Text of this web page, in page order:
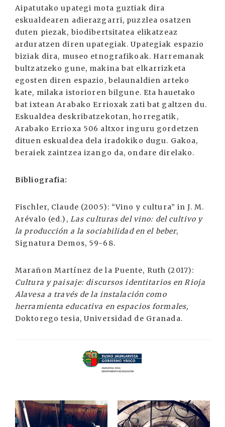
Aipatutako upategi mota guztiak dira
eskualdearen adierazgarri, puzzlea osatzen
duten piezak, biodibertsitatea elikatzeaz
arduratzen diren upategiak. Upategiak espazio
biziak dira, museo etnografikoak. Harremanak
bultzatzeko gune, makina bat elkarrizketa
egosten diren espazio, belaunaldien arteko
kate, milaka istorioren bilgune. Eta hauetako
bat ixtean Arabako Errioxak zati bat galtzen du.
Eskualdea deskribatzekotan, horregatik,
Arabako Errioxa 506 altxor inguru gordetzen
dituen eskualdea dela iradokiko dugu. Gakoa,
beraiek zaintzea izango da, ondare direlako.
Bibliografia:
Fischler, Claude (2005): “Vino y cultura” in J. M.
Arévalo (ed.), Las culturas del vino: del cultivo y
la producción a la sociabilidad en el beber,
Signatura Demos, 59-68.
Marañon Martínez de la Puente, Ruth (2017):
Cultura y paisaje: discursos identitarios en Rioja
Alavesa a través de la instalación como
herramienta educativa en espacios formales,
Doktorego tesia, Universidad de Granada.